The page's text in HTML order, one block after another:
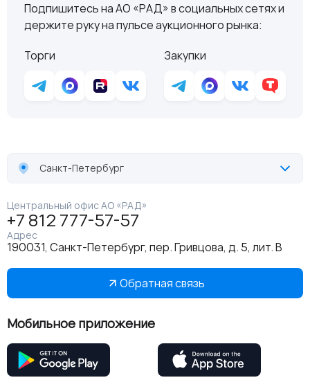
Подпишитесь на АО «РАД» в социальных сетях и
держите руку на пульсе аукционного рынка:
Торги
Закупки
Санкт-Петербург
Центральный офис АО «РАД»
+7 812 777-57-57
Адрес
190031, Санкт-Петербург, пер. Гривцова, д. 5, лит. В
Обратная связь
Мобильное приложение